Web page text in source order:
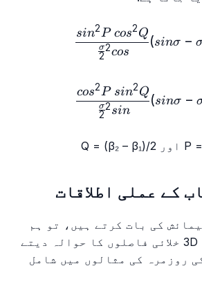
−
sinσ
)
cos
2
2
σ
sin2P cos2Q
sin²⁡Q}{sin²\frac{σ}{2}⁡} −
sinσ
)
sin
2
2
σ
cos2P sin2Q
کے عملی اطلاقات
کی بات کرتے ہیں، تو ہم
عام طور پر 2D یا 3D خلائی فاصلوں کا حوالہ دیتے
روزمرہ کی مثالوں میں شامل